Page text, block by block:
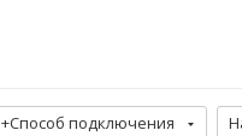
+Способ подключения